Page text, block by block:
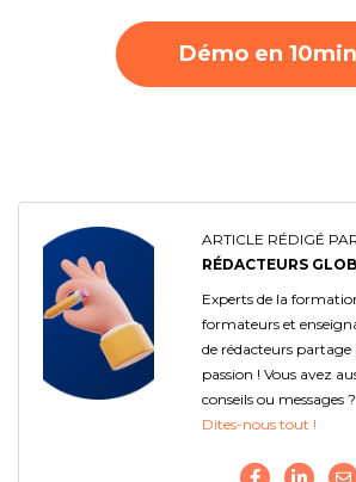
Démo en 10min
ARTICLE RÉDIGÉ
RÉDACTEURS
Experts de la
formateurs et
de rédacteurs
passion ! Vous avez
conseils ou messages ?
Dites-nous tout !